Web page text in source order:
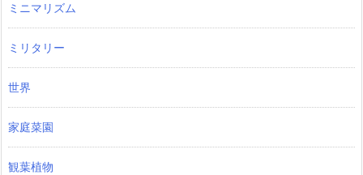
ミニマリズム
ミリタリー
世界
家庭菜園
観葉植物